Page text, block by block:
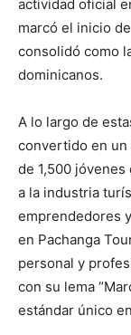
actividad oficial
marcó el inicio
consolidó como
dominicanos.
A lo largo de
convertido en un
de 1,500
a la industria
emprendedores
en Pachanga
personal y
con su lema
estándar único